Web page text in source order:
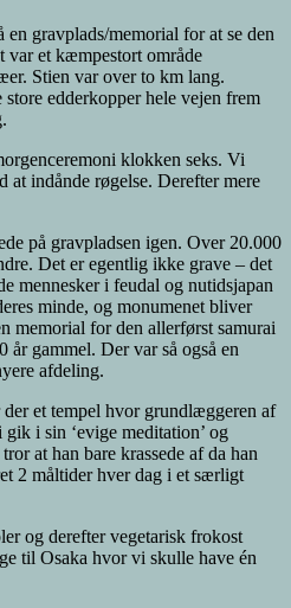
gravplads/memorial for at se den
var et kæmpestort område
Stien var over to km lang.
edderkopper hele vejen frem
klokken seks. Vi
at indånde røgelse. Derefter mere
på gravpladsen igen. Over 20.000
Det er egentlig ikke grave – det
mennesker i feudal og nutidsjapan
minde, og monumenet bliver
memorial for den allerførst samurai
år gammel. Der var så også en
afdeling.
et tempel hvor grundlæggeren af
i sin ‘evige meditation’ og
at han bare krassede af da han
2 måltider hver dag i et særligt
og derefter vegetarisk frokost
til Osaka hvor vi skulle have én